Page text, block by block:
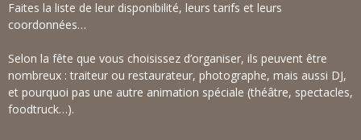
Faites la liste de leur disponibilité, leurs tarifs et leurs
coordonnées…
Selon la fête que vous choisissez d’organiser, ils peuvent être
nombreux : traiteur ou restaurateur, photographe, mais aussi DJ,
et pourquoi pas une autre animation spéciale (théâtre, spectacles,
foodtruck…).